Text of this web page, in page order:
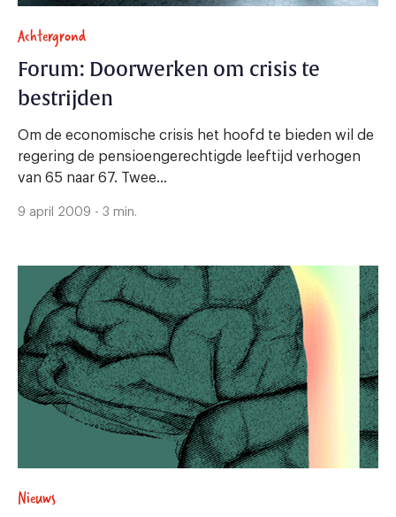
Achtergrond
Forum: Doorwerken om crisis te
bestrijden
Om de economische crisis het hoofd te bieden wil de
regering de pensioengerechtigde leeftijd verhogen
van 65 naar 67. Twee...
9 april 2009 - 3 min.
Nieuws